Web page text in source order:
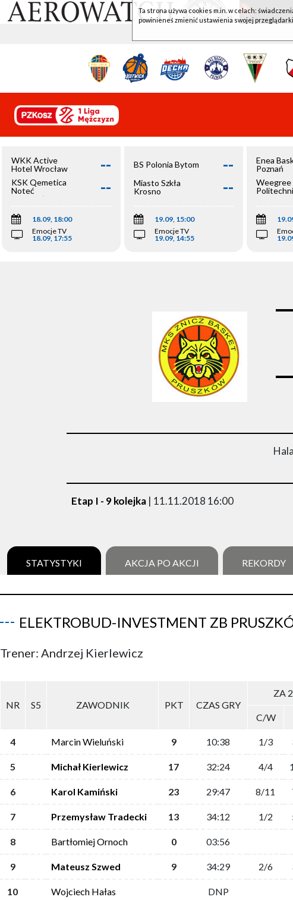
WKK Active
Hotel Wrocław
--
KSK Qemetica
Noteć
Inowrocław
--
18.09, 18:00
Emocje TV
18.09, 17:55
BS Polonia Bytom --
Miasto Szkła
Krosno
--
19.09, 15:00
Emocje TV
19.09, 14:55
Enea
Poznań
Weegree
Etap I - 9 kolejka | 11.11.2018 16:00
STATYSTYKI AKCJA PO AKCJI REKORDY
ELEKTROBUD-INVESTMENT ZB
Trener: Andrzej Kierlewicz
NR S5 ZAWODNIK PKT CZAS GRY
ZA 2
C/W
4 Marcin Wieluński 9 10:38 1/3
5 Michał Kierlewicz 17 32:24 4/4
6 Karol Kamiński 23 29:47 8/11
7 Przemysław Tradecki 13 34:12 1/2
8 Bartłomiej Ornoch 0 03:56
9 Mateusz Szwed 9 34:29 2/6
10 Wojciech Hałas DNP
Ta strona używa cookies m.in. w celach:
powinieneś zmienić ustawienia swojej przeglądarki.